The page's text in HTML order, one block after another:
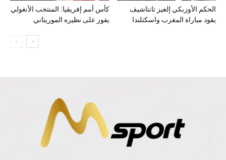
كأس أمم إفريقيا: المنتخب الأنغولي
يفوز على نظيره الموريتاني
الحكم الأوزبكي إلغيز تانتاشيف
يقود مباراة المغرب واسكتلندا